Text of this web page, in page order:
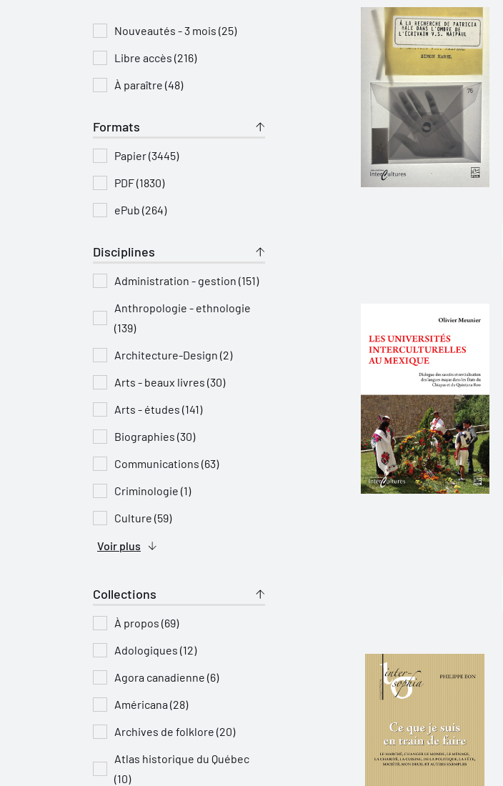
Nouveautés - 3 mois (25)
Libre accès (216)
À paraître (48)
Formats
Papier (3445)
PDF (1830)
ePub (264)
Disciplines
Administration - gestion (151)
Anthropologie - ethnologie
(139)
Architecture-Design (2)
Arts - beaux livres (30)
Arts - études (141)
Biographies (30)
Communications (63)
Criminologie (1)
Culture (59)
Voir plus
Collections
À propos (69)
Adologiques (12)
Agora canadienne (6)
Américana (28)
Archives de folklore (20)
Atlas historique du Québec
(10)